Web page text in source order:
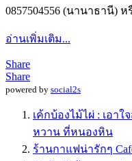
0857504556 (นานาธานี)
อ่านเพิ่มเติม...
Share
Share
powered by social2s
เค้กบ้องไม้ไผ่ : เอา
หวาน ที่หนองหิน
ร้านกาแฟน่ารักๆ